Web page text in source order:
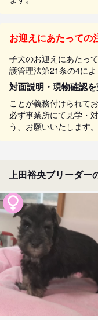
お迎えにあたっての
子犬のお迎えにあたっ
護管理法第21条の4によ
対面説明・現物確認
ことが義務付けられてお
必ず事業所にて見学・
う、お願いいたします。
上田裕央ブリーダー